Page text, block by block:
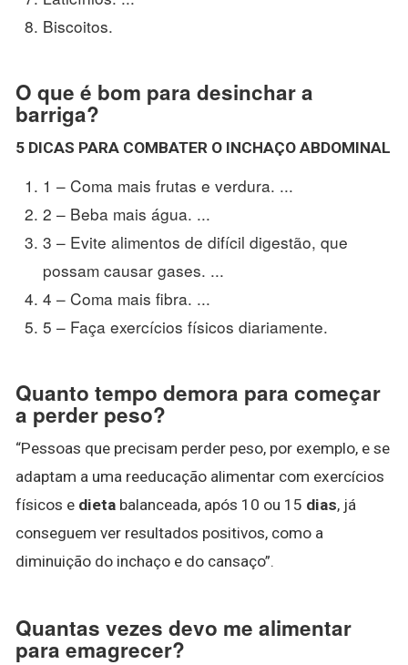
Biscoitos.
O que é bom para desinchar a
barriga?
5 DICAS PARA COMBATER O INCHAÇO ABDOMINAL
1 – Coma mais frutas e verdura. ...
2 – Beba mais água. ...
3 – Evite alimentos de difícil digestão, que
possam causar gases. ...
4 – Coma mais fibra. ...
5 – Faça exercícios físicos diariamente.
Quanto tempo demora para começar
a perder peso?
“Pessoas que precisam perder peso, por exemplo, e se
adaptam a uma reeducação alimentar com exercícios
físicos e dieta balanceada, após 10 ou 15 dias, já
conseguem ver resultados positivos, como a
diminuição do inchaço e do cansaço”.
Quantas vezes devo me alimentar
para emagrecer?